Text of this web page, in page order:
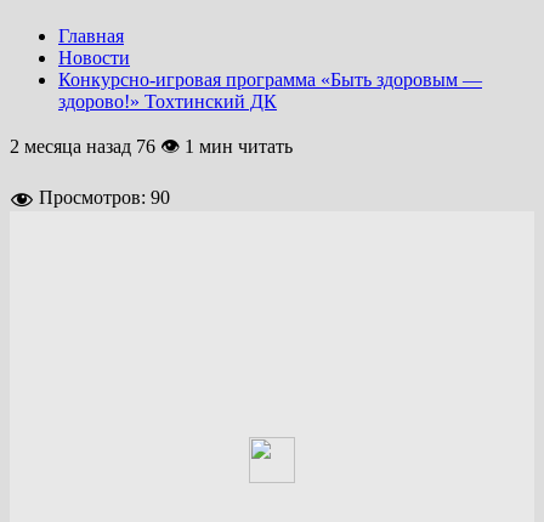
Главная
Новости
Конкурсно-игровая программа «Быть здоровым —
здорово!» Тохтинский ДК
2 месяца назад 76 👁 1 мин читать
Просмотров: 90